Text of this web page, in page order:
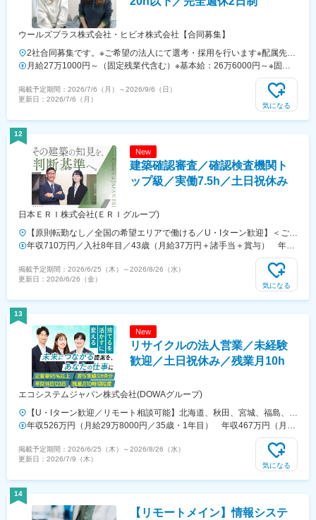
ウールズプラス株式会社・ヒビオ株式会社【合同募集】
2社合同募集です。※ご希望の法人にて選考・採用を行います※配属先に
ついては、入社された法人内でご希望を考慮の上決定します大阪府大阪
市北区西天満2-10-2 幸田ビル5階※ウールズプラス株式会社、ヒビオ株
式会社ともに上記住所での勤務となります※オフィス内禁煙＜各社共通
＞
月給27万1000円～（固定残業代含む）※基本給：26万6000円～※固定
残業代は、時間外労働の有無に関わらず月2.45時間分を、一律5000円
支給※上記を超える時間外労働分は追加で支給＜各社共通＞
掲載予定期間： 2026/7/6（月） ～2026/9/6（日）
更新日： 2026/7/6（月）
気になる
12
New
建築確認審査／確認検査機関ト
ップ級／実働7.5h／土日祝休み
日本ＥＲＩ株式会社(ＥＲＩグループ)
【原則転勤なし／全国の希望エリアで働ける／U・Iターン歓迎】＜ご希
望をもとに下記いずれかの支店へと配属いたします＞■配属支店札幌：
北海道札幌市盛岡：岩手県盛岡市仙台：宮城県仙台市つくば：茨城県つ
くば市宇都宮：栃木県宇都宮市高崎：群馬県高崎市さいたま：埼玉県さ
いたま市東京：東京都千代田区立川：東京都立川市千葉：千葉県千葉市
庫県神戸市岡山：岡山県岡山市広島：広島県広島市山口：山口県山口市
高松：香川県高松市松山：愛媛県松山市福岡：福岡県福岡市北九州：福
岡県北九州市長崎：長崎県長崎市熊本：熊本県熊本市大分：大分県大分
市鹿児島：鹿児島県鹿児島市■本社東京都港区赤坂8-10-24住友不動産
青山ビル南館＜アクセス＞青山一丁目駅より徒歩5分※受動喫煙対策あ
り：敷地内全面禁煙
年収710万円／入社8年目／43歳（月給37万円＋諸手当＋賞与） 年収
掲載予定期間： 2026/6/25（木） ～2026/8/26（水）
更新日： 2026/6/26（金）
気になる
13
New
リサイクルの法人営業／未経験
歓迎／土日祝休み／残業月10h
エコシステムジャパン株式会社(DOWAグループ)
【U・Iターン歓迎／リモート相談可能】北海道、秋田、宮城、福島、栃
木、埼玉、千葉、東京、愛知、富山、長野、大阪、岡山、山口、福岡、
熊本、沖縄のいずれかの営業所にて勤務いただきます。一部自動車通勤
可能なオフィスもあり！＜★最優先で面接します！注力採用中の勤務地
＞・福島県：双葉郡大熊町・千葉県：袖ケ浦市・埼玉県：本庄市・岡山
同期から遊びに誘われても「ぜひ行きたい」と思えるほど雰囲気が良い
年収526万円（月給29万8000円／35歳・1年目） 年収467万円（月給
掲載予定期間： 2026/6/25（木） ～2026/8/26（水）
更新日： 2026/7/9（木）
気になる
14
【リモートメイン】情報システ